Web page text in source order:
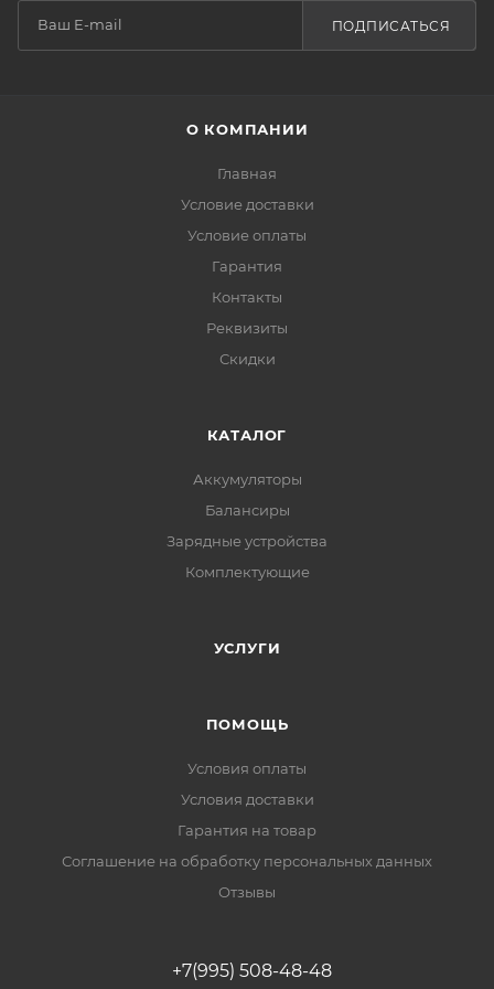
ПОДПИСАТЬСЯ
О КОМПАНИИ
Главная
Условие доставки
Условие оплаты
Гарантия
Контакты
Реквизиты
Скидки
КАТАЛОГ
Аккумуляторы
Балансиры
Зарядные устройства
Комплектующие
УСЛУГИ
ПОМОЩЬ
Условия оплаты
Условия доставки
Гарантия на товар
Соглашение на обработку персональных данных
Отзывы
+7(995) 508-48-48